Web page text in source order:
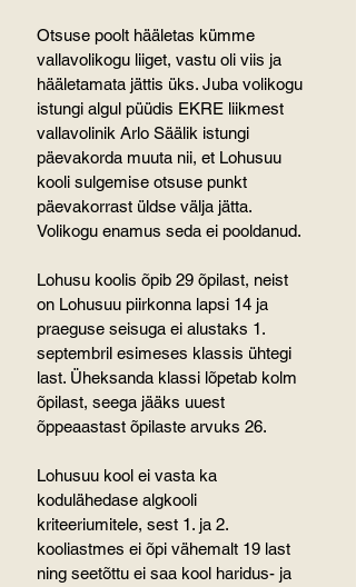
Otsuse poolt hääletas kümme
vallavolikogu liiget, vastu oli viis ja
hääletamata jättis üks. Juba volikogu
istungi algul püüdis EKRE liikmest
vallavolinik Arlo Säälik istungi
päevakorda muuta nii, et Lohusuu
kooli sulgemise otsuse punkt
päevakorrast üldse välja jätta.
Volikogu enamus seda ei pooldanud.
Lohusu koolis õpib 29 õpilast, neist
on Lohusuu piirkonna lapsi 14 ja
praeguse seisuga ei alustaks 1.
septembril esimeses klassis ühtegi
last. Üheksanda klassi lõpetab kolm
õpilast, seega jääks uuest
õppeaastast õpilaste arvuks 26.
Lohusuu kool ei vasta ka
kodulähedase algkooli
kriteeriumitele, sest 1. ja 2.
kooliastmes ei õpi vähemalt 19 last
ning seetõttu ei saa kool haridus- ja